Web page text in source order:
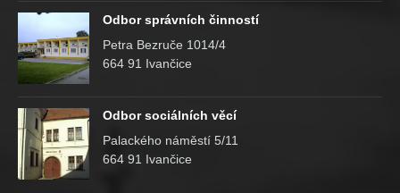
Odbor správních činností
Petra Bezruče 1014/4
664 91 Ivančice
Odbor sociálních věcí
Palackého náměstí 5/11
664 91 Ivančice